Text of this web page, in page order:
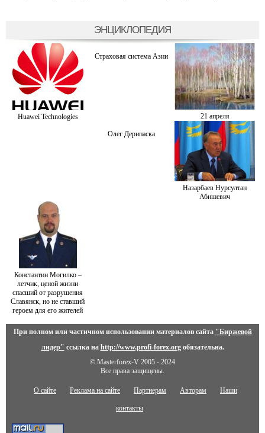
ЭНЦИКЛОПЕДИЯ
Huawei Technologies
Страховая система Азии
21 апреля
Олег Дерипаска
Назарбаев Нурсултан
Абишевич
Константин Могилко –
летчик, ценой жизни
спасший от разрушения
Славянск, но не ставший
героем для его жителей
При полном или частичном использовании материалов сайта "Биржевой
лидер" ссылка на http://www.profi-forex.orgобязательна.
© Masterforex-V 2005 - 2024
Все права защищены.
О сайте Реклама на сайте Партнерам Авторам Наши
контакты